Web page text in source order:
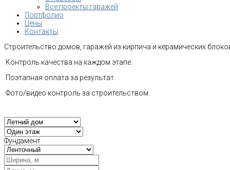
Все проекты гаражей
Портфолио
Цены
Контакты
Строительство домов, гаражей из кирпича и керамических
Контроль качества на каждом этапе.
Поэтапная оплата за результат
Фото/видео контроль за строительством.
Фундамент